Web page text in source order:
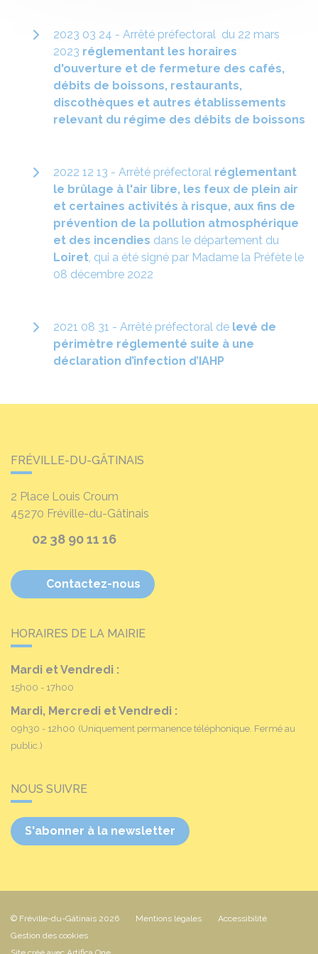
2023 03 24 - Arrêté préfectoral du 22 mars
2023 réglementant les horaires
d'ouverture et de fermeture des cafés,
débits de boissons, restaurants,
discothèques et autres établissements
relevant du régime des débits de boissons
2022 12 13 - Arrêté préfectoral réglementant
le brûlage à l'air libre, les feux de plein air
et certaines activités à risque, aux fins de
prévention de la pollution atmosphérique
et des incendies dans le département du
Loiret, qui a été signé par Madame la Préfète le
08 décembre 2022
2021 08 31 - Arrêté préfectoral de levé de
périmètre réglementé suite à une
déclaration d’infection d’IAHP
FRÉVILLE-DU-GÂTINAIS
2 Place Louis Croum
45270 Fréville-du-Gâtinais
02 38 90 11 16
Contactez-nous
HORAIRES DE LA MAIRIE
Mardi et Vendredi :
15h00 - 17h00
Mardi, Mercredi et Vendredi :
09h30 - 12h00 (Uniquement permanence téléphonique. Fermé au
public.)
NOUS SUIVRE
S'abonner à la newsletter
© Fréville-du-Gâtinais 2026 Mentions légales
Accessibilité
Gestion des cookies